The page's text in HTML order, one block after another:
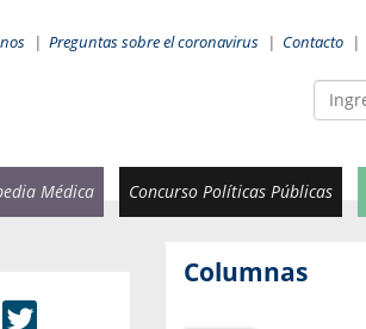
| Preguntas sobre el coronavirus | Contacto |
Médica Concurso Políticas Públicas
Columnas